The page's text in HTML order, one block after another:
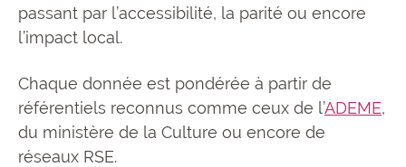
passant par l’accessibilité, la parité ou encore
l’impact local.
Chaque donnée est pondérée à partir de
référentiels reconnus comme ceux de l’ADEME,
du ministère de la Culture ou encore de
réseaux RSE.